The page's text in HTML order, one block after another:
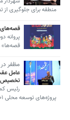
منطقه برای جلوگیری از
قصه‌های
پروانه
قصه‌ها»
مظفر
عامل
تخصیص
رئیس
پروژه‌های توسعه محلی ۱۴۰۱ شهر تهران…